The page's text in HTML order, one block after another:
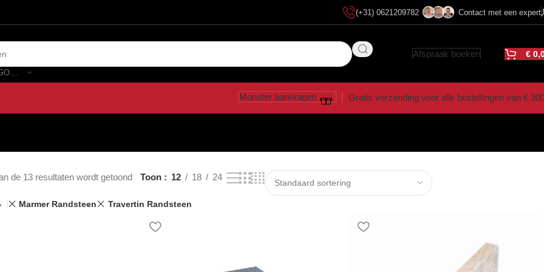
(+31) 0621209782 Contact met een expert
Afspraak boeken €
Monster aanvragen Gratis verzending voor alle bestellingen van €
de 13 resultaten wordt getoond Toon 12 18 24
Marmer Randsteen Travertin Randsteen